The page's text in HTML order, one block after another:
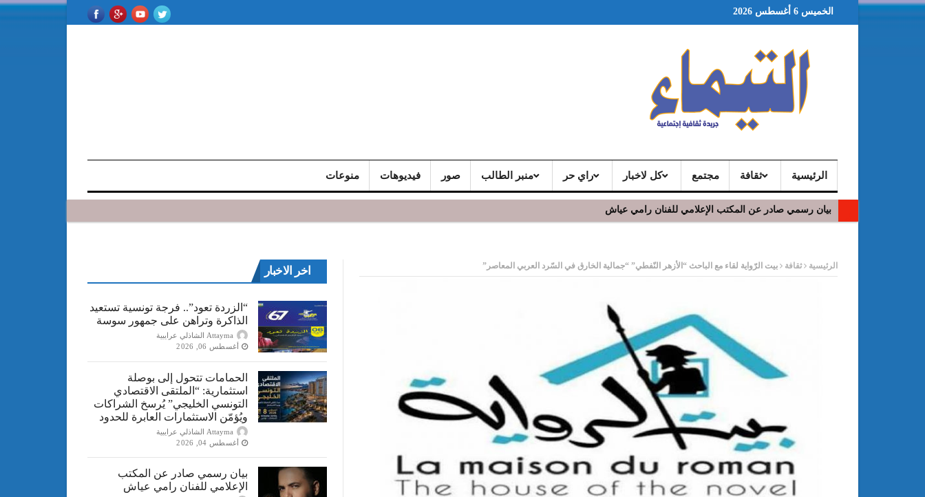
الخميس 6 أغسطس 2026
الرئيسية ثقافة مجتمع كل لاخبار راي حر منبر الطالب صور فيديوهات منوعات
بيان رسمي صادر عن المكتب الإعلامي للفنان رامي عياش
الرئيسية ثقافة بيت الرّواية لقاء مع الباحث “الأزهر النّفطي” “جمالية الخارق في السّرد العربي المعاصر” اخر الاخبار
“الزردة تعود”.. فرجة تونسية تستعيد
الذاكرة وتراهن على جمهور سوسة
Attayma الشاذلي عرايبية
أغسطس 06, 2026
الحمامات تتحول إلى بوصلة
استثمارية: “الملتقى الاقتصادي
التونسي الخليجي” يُرسخ الشراكات
ويُؤمّن الاستثمارات العابرة للحدود
Attayma الشاذلي عرايبية
أغسطس 04, 2026
بيان رسمي صادر عن المكتب
الإعلامي للفنان رامي عياش